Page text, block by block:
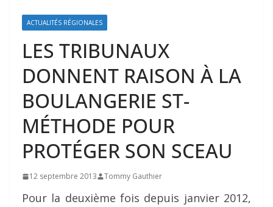
ACTUALITÉS RÉGIONALES
LES TRIBUNAUX
DONNENT RAISON À LA
BOULANGERIE ST-
MÉTHODE POUR
PROTÉGER SON SCEAU
12 septembre 2013 Tommy Gauthier
Pour la deuxième fois depuis janvier 2012,